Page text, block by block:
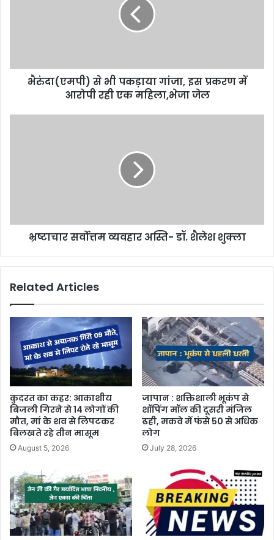
भैरुंदा(एमपी) से भी पकड़ाया गांजा, इस प्रकरण में
आरोपी रही एक महिला,भेजा जेल
भ्रष्टाचार सर्वोत्तम व्यवहार अस्ति- डॉ. शैलेश शुक्ला
Related Articles
कुदरत का कहर: आकाशीय
बिजली गिरने से 14 लोगों की
मौत, मां के शव से लिपटकर
बिलखते रहे तीन मासूम
August 5, 2026
जापान : शक्तिशाली भूकंप से
शॉपिंग मॉल की दूसरी मंजिल
ढही, मकवे में फंसे 50 से अधिक
लोग
July 28, 2026